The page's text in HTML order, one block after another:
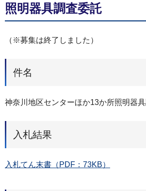
照明器具調査委託
（※募集は終了しました）
件名
神奈川地区センターほか13か所照明器
入札結果
入札てん末書（PDF：73KB）